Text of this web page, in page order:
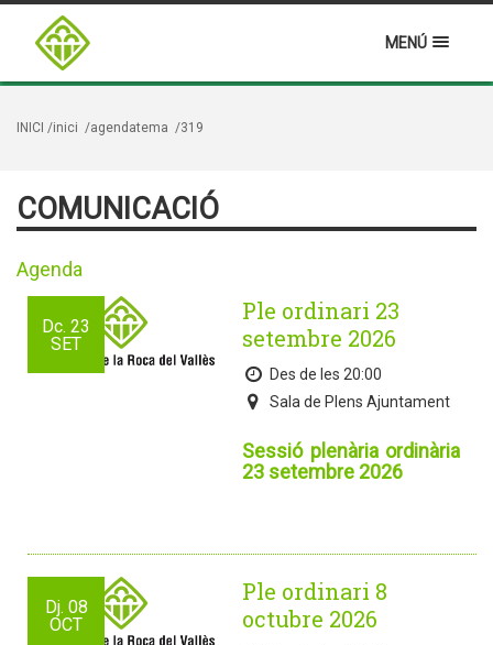
MENÚ
INICI /inici /agendatema /319
COMUNICACIÓ
Agenda
Dc. 23
SET
Ple ordinari 23
setembre 2026
Des de les 20:00
Sala de Plens Ajuntament
Sessió plenària ordinària
23 setembre 2026
Dj. 08
OCT
Ple ordinari 8
octubre 2026